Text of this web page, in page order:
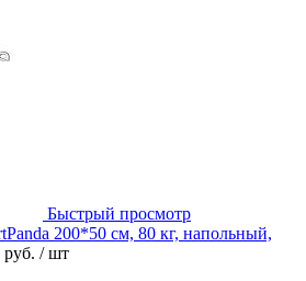
Быстрый просмотр
200*50 см, 80 кг, напольный,
руб. / шт